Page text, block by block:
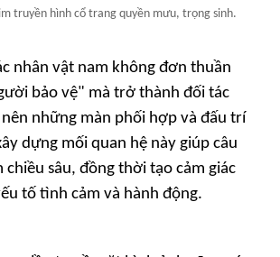
truyền hình cổ trang quyền mưu, trọng sinh.
nhân vật nam không đơn thuần
bảo vệ" mà trở thành đối tác
những màn phối hợp và đấu trí
dựng mối quan hệ này giúp câu
chiều sâu, đồng thời tạo cảm giác
tố tình cảm và hành động.